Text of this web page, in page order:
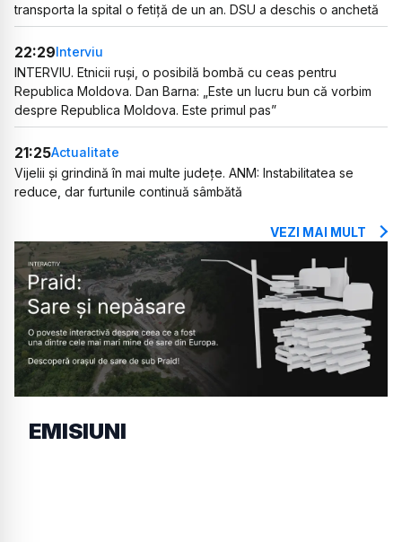
transporta la spital o fetiță de un an. DSU a deschis o anchetă
22:29Interviu
INTERVIU. Etnicii ruși, o posibilă bombă cu ceas pentru
Republica Moldova. Dan Barna: „Este un lucru bun că vorbim
despre Republica Moldova. Este primul pas”
21:25Actualitate
Vijelii și grindină în mai multe județe. ANM: Instabilitatea se
reduce, dar furtunile continuă sâmbătă
VEZI MAI MULT
EMISIUNI